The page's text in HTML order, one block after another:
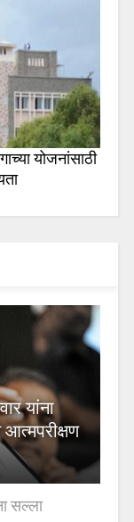
योजनांसाठी
यांना
सल्ला